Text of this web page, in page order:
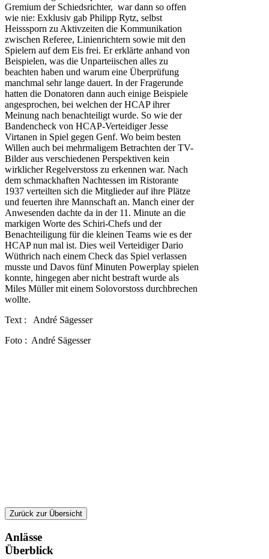
Gremium der Schiedsrichter, war dann so offen
wie nie: Exklusiv gab Philipp Rytz, selbst
Heisssporn zu Aktivzeiten die Kommunikation
zwischen Referee, Linienrichtern sowie mit den
Spielern auf dem Eis frei. Er erklärte anhand von
Beispielen, was die Unparteiischen alles zu
beachten haben und warum eine Überprüfung
manchmal sehr lange dauert. In der Fragerunde
hatten die Donatoren dann auch einige Beispiele
angesprochen, bei welchen der HCAP ihrer
Meinung nach benachteiligt wurde. So wie der
Bandencheck von HCAP-Verteidiger Jesse
Virtanen in Spiel gegen Genf. Wo beim besten
Willen auch bei mehrmaligem Betrachten der TV-
Bilder aus verschiedenen Perspektiven kein
wirklicher Regelverstoss zu erkennen war. Nach
dem schmackhaften Nachtessen im Ristorante
1937 verteilten sich die Mitglieder auf ihre Plätze
und feuerten ihre Mannschaft an. Manch einer der
Anwesenden dachte da in der 11. Minute an die
markigen Worte des Schiri-Chefs und der
Benachteiligung für die kleinen Teams wie es der
HCAP nun mal ist. Dies weil Verteidiger Dario
Wüthrich nach einem Check das Spiel verlassen
musste und Davos fünf Minuten Powerplay spielen
konnte, hingegen aber nicht bestraft wurde als
Miles Müller mit einem Solovorstoss durchbrechen
wollte.
Text : André Sägesser
Foto : André Sägesser
Zurück zur Übersicht
Anlässe
Überblick